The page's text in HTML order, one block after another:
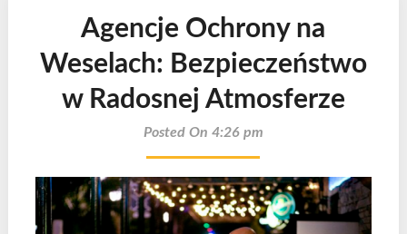
Agencje Ochrony na
Weselach: Bezpieczeństwo
w Radosnej Atmosferze
Posted On 4:26 pm